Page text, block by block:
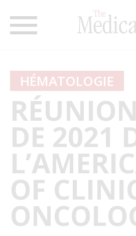
HÉMATOLOGIE
DE 2021
OF